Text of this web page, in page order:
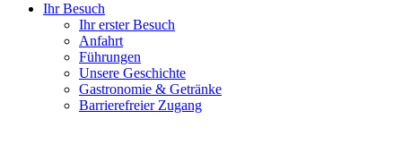
Ihr Besuch
Ihr erster Besuch
Anfahrt
Führungen
Unsere Geschichte
Gastronomie & Getränke
Barrierefreier Zugang